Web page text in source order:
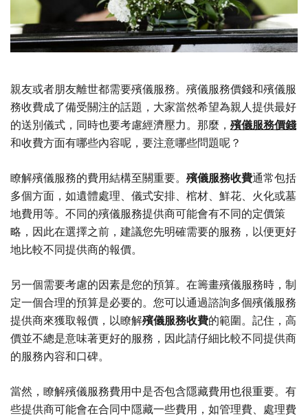
親友或者朋友離世都需要殯儀服務。殯儀服務價錢和殯儀服
務收費成了備受關注的話題，大家當然希望為親人提供最好
的送別儀式，同時也要考慮經濟壓力。那麼， 殯儀服務價錢
和收費方面有哪些內容呢，要注意哪些問題呢？
瞭解殯儀服務的費用結構至關重要。 殯儀服務收費通常包括
多個方面，如遺體處理、儀式安排、棺材、鮮花、火化或墓
地費用等。不同的殯儀服務提供商可能會有不同的定價策
略，因此在選擇之前，建議您先明確需要的服務，以便更好
地比較不同提供商的報價。
另一個需要考慮的因素是您的預算。在籌畫殯儀服務時，制
定一個合理的預算是必要的。您可以通過諮詢多個殯儀服務
提供商來獲取報價，以瞭解殯儀服務收費的範圍。記住，高
價並不總是意味著更好的服務，因此請仔細比較不同提供商
的服務內容和口碑。
當然，瞭解殯儀服務費用中是否包含隱藏費用也很重要。有
些提供商可能會在合同中隱藏一些費用，如管理費、處理費